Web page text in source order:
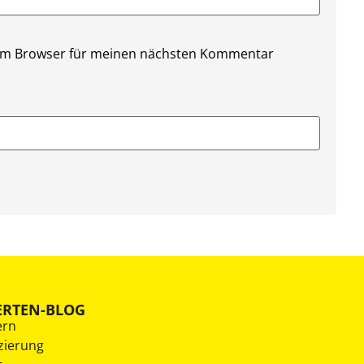
Browser für meinen nächsten Kommentar
BLOG